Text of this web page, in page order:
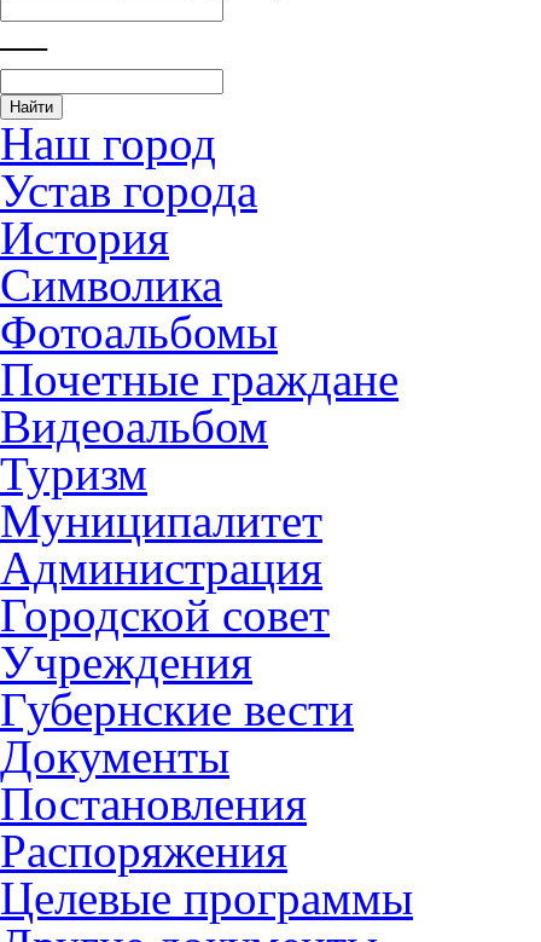
—
Наш город
Устав города
История
Символика
Фотоальбомы
Почетные граждане
Видеоальбом
Туризм
Муниципалитет
Администрация
Городской совет
Учреждения
Губернские вести
Документы
Постановления
Распоряжения
Целевые программы